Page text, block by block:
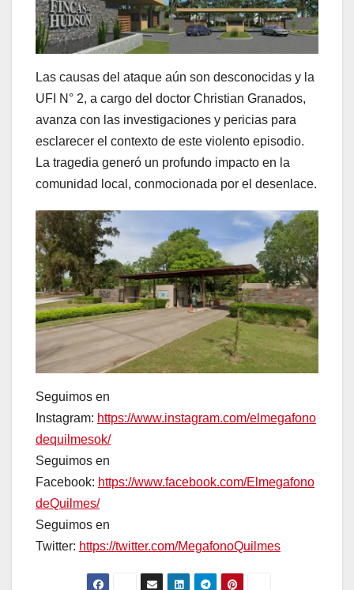
Las causas del ataque aún son desconocidas y la
UFI N° 2, a cargo del doctor Christian Granados,
avanza con las investigaciones y pericias para
esclarecer el contexto de este violento episodio.
La tragedia generó un profundo impacto en la
comunidad local, conmocionada por el desenlace.
Seguimos en
Instagram: https://www.instagram.com/elmegafono
dequilmesok/
Seguimos en
Facebook: https://www.facebook.com/Elmegafono
deQuilmes/
Seguimos en
Twitter: https://twitter.com/MegafonoQuilmes